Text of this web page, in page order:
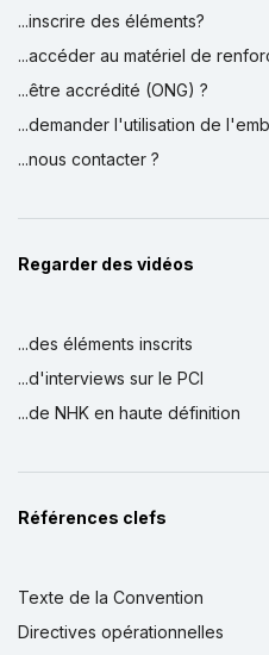
...inscrire des éléments?
...accéder au matériel de
...être accrédité (ONG) ?
...demander l'utilisation de
...nous contacter ?
Regarder des vidéos
...des éléments inscrits
...d'interviews sur le PCI
...de NHK en haute définition
Références clefs
Texte de la Convention
Directives opérationnelles